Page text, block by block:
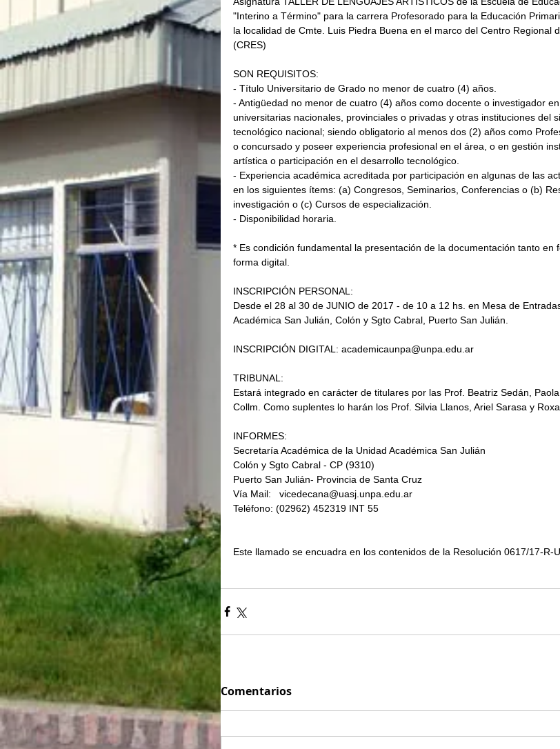
"Interino a Término" para la carrera Profesorado para la Educación
la localidad de Cmte. Luis Piedra Buena en el marco del Centro Regional
(CRES)
SON REQUISITOS:
- Título Universitario de Grado no menor de cuatro (4) años.
- Antigüedad no menor de cuatro (4) años como docente o investigador
universitarias nacionales, provinciales o privadas y otras instituciones del
tecnológico nacional; siendo obligatorio al menos dos (2) años como
o concursado y poseer experiencia profesional en el área, o en gestión
artística o participación en el desarrollo tecnológico.
- Experiencia académica acreditada por participación en algunas de las
en los siguientes ítems: (a) Congresos, Seminarios, Conferencias o (b)
investigación o (c) Cursos de especialización.
- Disponibilidad horaria.
* Es condición fundamental la presentación de la documentación tanto en
forma digital.
INSCRIPCIÓN PERSONAL:
Desde el 28 al 30 de JUNIO de 2017 - de 10 a 12 hs. en Mesa de
Académica San Julián, Colón y Sgto Cabral, Puerto San Julián.
INSCRIPCIÓN DIGITAL: academicaunpa@unpa.edu.ar
TRIBUNAL:
Estará integrado en carácter de titulares por las Prof. Beatriz Sedán,
Collm. Como suplentes lo harán los Prof. Silvia Llanos, Ariel Sarasa y
INFORMES:
Secretaría Académica de la Unidad Académica San Julián
Colón y Sgto Cabral - CP (9310)
Puerto San Julián- Provincia de Santa Cruz
Vía Mail:   vicedecana@uasj.unpa.edu.ar
Teléfono: (02962) 452319 INT 55
Este llamado se encuadra en los contenidos de la Resolución 0617/17-R-
Comentarios